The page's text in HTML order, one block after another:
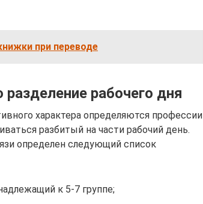
при переводе
разделение рабочего дня
характера определяются профессии
разбитый на части рабочий день.
определен следующий список
к 5-7 группе;